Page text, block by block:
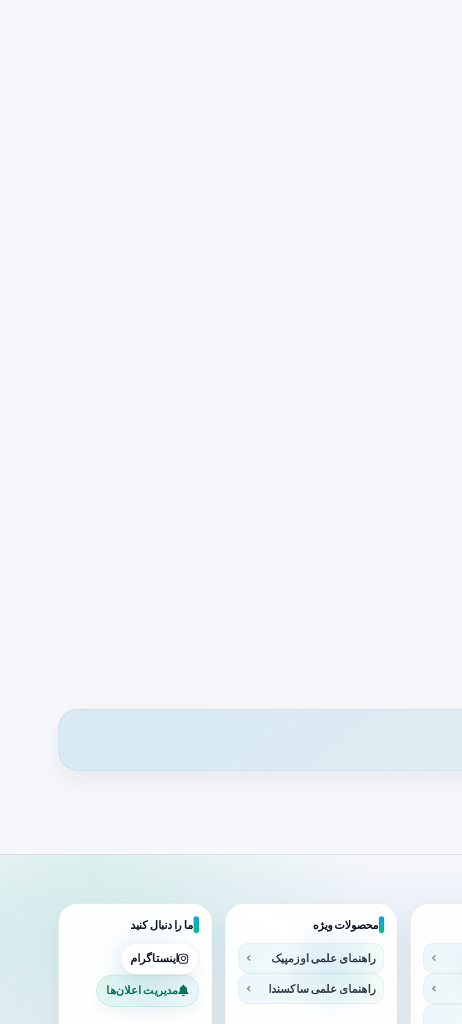
محصولات ویژه
راهنمای علمی اوزمپیک
راهنمای علمی ساکسندا
ما را دنبال کنید
اینستاگرام
مدیریت اعلان‌ها